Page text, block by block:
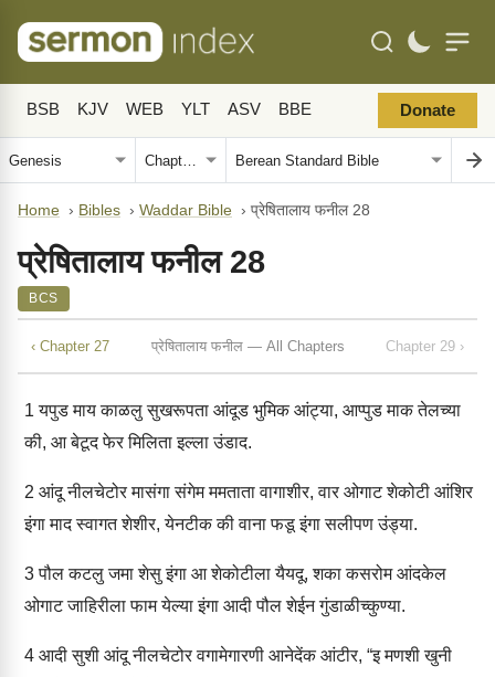
BSB KJV WEB YLT ASV BBE Donate
Home › Bibles › Waddar Bible › प्रेषितालाय फनील 28
प्रेषितालाय फनील 28
BCS
‹ Chapter 27 प्रेषितालाय फनील — All Chapters Chapter 29 ›
1 यपुड माय काळलु सुखरूपता आंदूड भुमिक आंट्या, आप्पुड माक तेलच्या
की, आ बेटूद फेर मिलिता इल्ला उंडाद.
2 आंदू नीलचेटोर मासंगा संगेम ममताता वागाशीर, वार ओगाट शेकोटी आंशिर
इंगा माद स्वागत शेशीर, येनटीक की वाना फडू इंगा सलीपण उंड्या.
3पौल कटलु जमा शेसु इंगा आ शेकोटीला यैयदू, शका कसरोम आंदकेल
ओगाट जाहिरीला फाम येल्या इंगा आदी पौल शेईन गुंडाळीच्कुण्या.
4 आदी सुशी आंदू नीलचेटोर वगामेगारणी आनेदेंक आंटीर, “इ मणशी खुनी